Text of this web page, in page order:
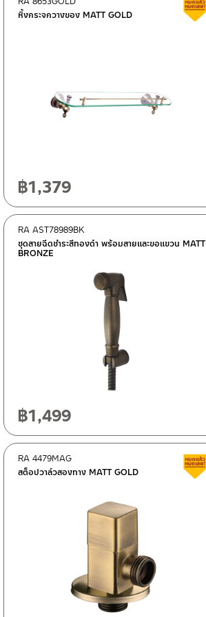
หิ้งกระจกวางของ MATT GOLD
฿1,379
ชุดสายฉีดชำระสีทองดำ พร้อมสายและขอแขวน MATT
BRONZE
RA AST78989BK
฿1,499
สินค้าลดราคา เคลียร์สต็อก
สต็อปวาล์วสองทาง MATT GOLD
RA 4479MAG